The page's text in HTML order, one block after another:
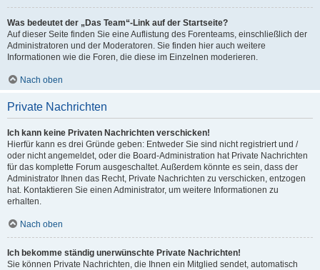
Was bedeutet der „Das Team“-Link auf der Startseite?
Auf dieser Seite finden Sie eine Auflistung des Forenteams, einschließlich der
Administratoren und der Moderatoren. Sie finden hier auch weitere
Informationen wie die Foren, die diese im Einzelnen moderieren.
Nach oben
Private Nachrichten
Ich kann keine Privaten Nachrichten verschicken!
Hierfür kann es drei Gründe geben: Entweder Sie sind nicht registriert und /
oder nicht angemeldet, oder die Board-Administration hat Private Nachrichten
für das komplette Forum ausgeschaltet. Außerdem könnte es sein, dass der
Administrator Ihnen das Recht, Private Nachrichten zu verschicken, entzogen
hat. Kontaktieren Sie einen Administrator, um weitere Informationen zu
erhalten.
Nach oben
Ich bekomme ständig unerwünschte Private Nachrichten!
Sie können Private Nachrichten, die Ihnen ein Mitglied sendet, automatisch